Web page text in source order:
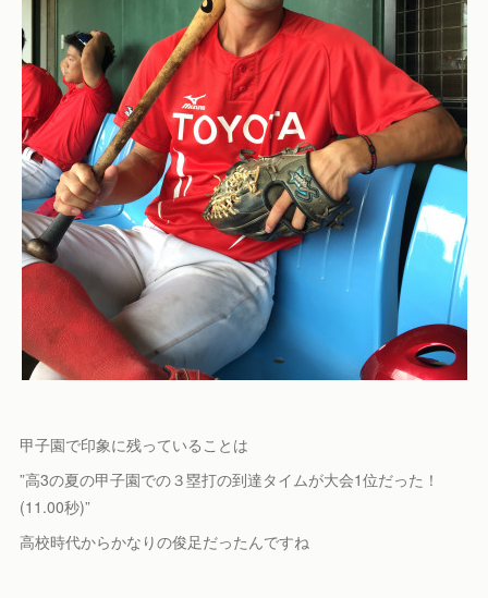
甲子園で印象に残っていることは
”高3の夏の甲子園での３塁打の到達タイムが大会1位だった！
(11.00秒)”
高校時代からかなりの俊足だったんですね